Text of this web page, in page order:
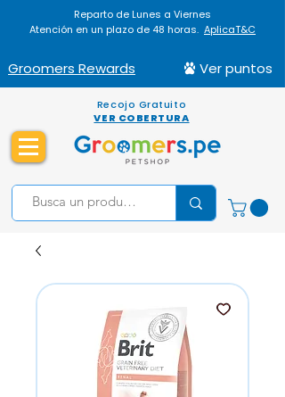
Reparto de Lunes a Viernes
Atención en un plazo de 48 horas. AplicaT&C
Groomers Rewards Ver puntos
Recojo Gratuito
VER COBERTURA